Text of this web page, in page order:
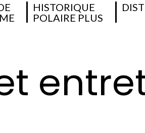
HISTORIQUE
POLAIRE PLUS